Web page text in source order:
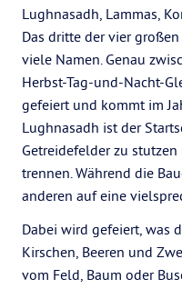
Lughnasadh, Lammas,
Das dritte der vier
viele Namen. Genau
Herbst-Tag-und-Nacht-
gefeiert und kommt im
Lughnasadh ist der
Getreidefelder zu
trennen. Während die
anderen auf eine
Dabei wird gefeiert, was
Kirschen, Beeren und
vom Feld, Baum oder